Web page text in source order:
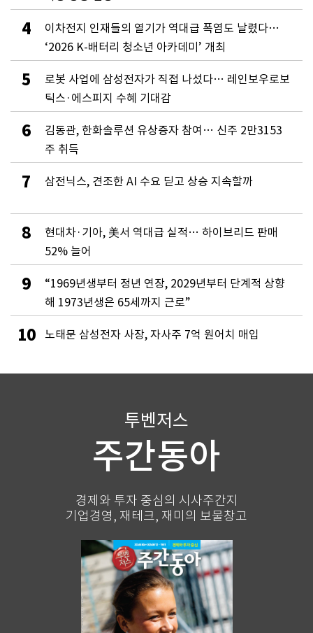
4
이차전지 인재들의 열기가 역대급 폭염도 날렸다…
‘2026 K-배터리 청소년 아카데미’ 개최
5
로봇 사업에 삼성전자가 직접 나섰다… 레인보우로보
틱스·에스피지 수혜 기대감
6
김동관, 한화솔루션 유상증자 참여… 신주 2만3153
주 취득
7 삼전닉스, 견조한 AI 수요 딛고 상승 지속할까
8
현대차·기아, 美서 역대급 실적… 하이브리드 판매
52% 늘어
9
“1969년생부터 정년 연장, 2029년부터 단계적 상향
해 1973년생은 65세까지 근로”
10 노태문 삼성전자 사장, 자사주 7억 원어치 매입
투벤저스
주간동아
경제와 투자 중심의 시사주간지
기업경영, 재테크, 재미의 보물창고